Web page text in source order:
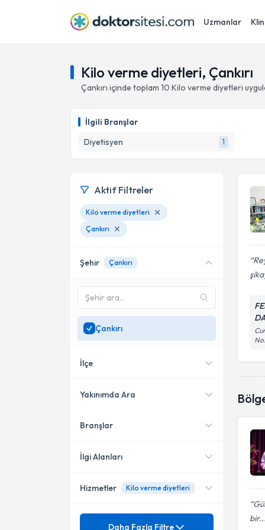
Uzmanlar
Kilo verme diyetleri, Çankırı
Çankırı içinde toplam 10 Kilo verme diyetleri
İlgili Branşlar
Diyetisyen
1
bir...
Aktif Filtreler
Kilo verme diyetleri
Çankırı
Şehir Çankırı
Çankırı
İlçe
Merkez
Yakınımda Ara
Konumuma yakın uzmanları
Branşlar
Diyetisyen
İlgi Alanları
Bağırsak Enfeksiyonu
Hizmetler Kilo verme diyetleri
Mezuniyet
Daha Fazla Filtre